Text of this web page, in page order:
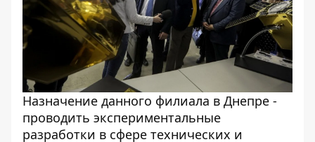
Назначение данного филиала в Днепре -
проводить экспериментальные
разработки в сфере технических и